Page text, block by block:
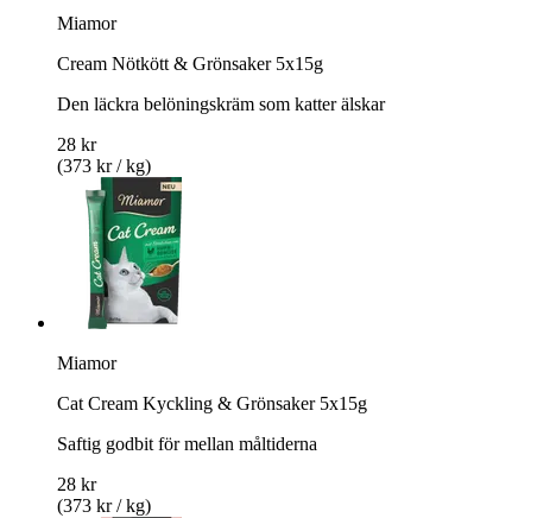
Miamor
Cream Nötkött & Grönsaker 5x15g
Den läckra belöningskräm som katter älskar
28 kr
(373 kr / kg)
Miamor
Cat Cream Kyckling & Grönsaker 5x15g
Saftig godbit för mellan måltiderna
28 kr
(373 kr / kg)